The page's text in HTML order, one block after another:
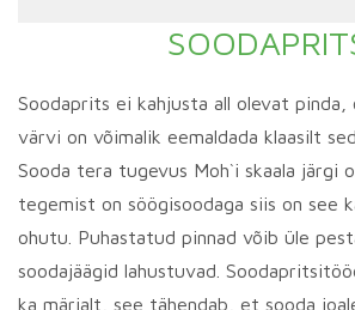
Soodaprits ei kahjusta all olevat pinda,
värvi on võimalik eemaldada klaasilt
Sooda tera tugevus Moh`i skaala järgi
tegemist on söögisoodaga siis on see
ohutu. Puhastatud pinnad võib üle
soodajäägid lahustuvad.
ka märjalt, see tähendab, et sooda